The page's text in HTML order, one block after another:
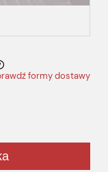
formy dostawy